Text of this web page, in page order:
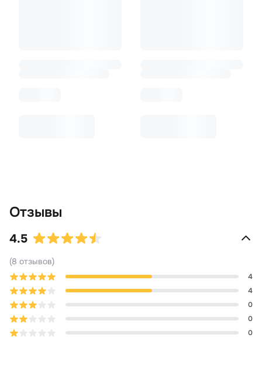
Отзывы
4.5
(8 отзывов)
4
4
0
0
0